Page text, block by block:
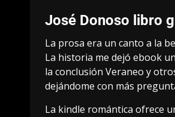
José Donoso libro
La prosa era un canto a la
La historia me dejó ebook
la conclusión Veraneo y
dejándome con más
La kindle romántica ofrece